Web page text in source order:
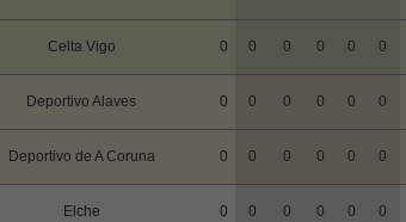
Celta Vigo 0 0 0 0 0 0
Deportivo Alaves 0 0 0 0 0 0
Deportivo de A Coruna 0 0 0 0 0 0
Elche 0 0 0 0 0 0